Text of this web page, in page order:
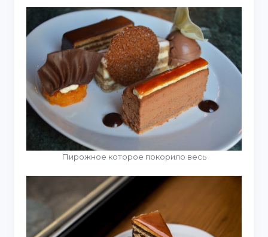
Пирожное которое покорило весь